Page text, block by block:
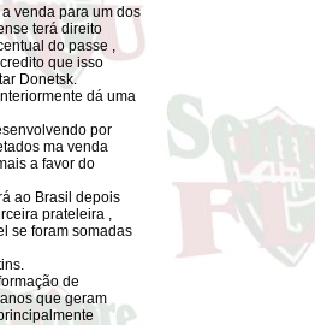
venda para um dos
terá direito
do passe ,
que isso
Donetsk.
dá uma
por
ma venda
a favor do
ao Brasil depois
prateleira ,
se foram somadas
de
que geram